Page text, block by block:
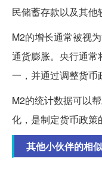
民储蓄存款以及其他
M2的增长通常被视
通货膨胀。央行通常
一，并通过调整货币
M2的统计数据可以
化，是制定货币政策
其他小伙伴的相